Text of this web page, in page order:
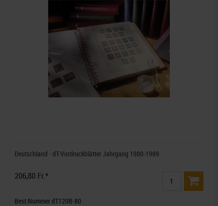
Deutschland - dT-Vordruckblätter Jahrgang 1980-1989
206,80 Fr.*
Best.Nummer dT120B-80